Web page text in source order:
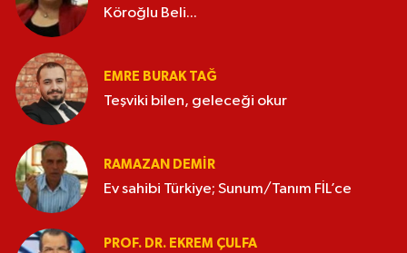
Köroğlu Beli...
EMRE BURAK TAĞ
Teşviki bilen, geleceği okur
RAMAZAN DEMİR
Ev sahibi Türkiye; Sunum/Tanım FİL’ce
PROF. DR. EKREM ÇULFA